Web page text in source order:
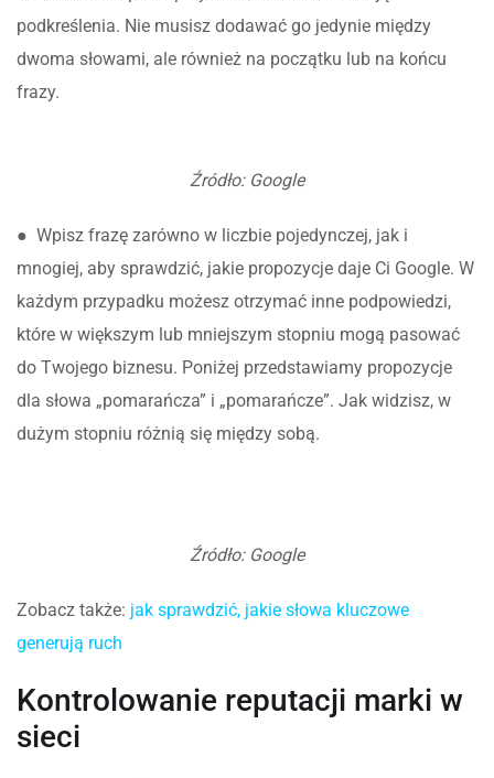
podkreślenia. Nie musisz dodawać go jedynie między
dwoma słowami, ale również na początku lub na końcu
frazy.
Źródło: Google
● Wpisz frazę zarówno w liczbie pojedynczej, jak i
mnogiej, aby sprawdzić, jakie propozycje daje Ci Google. W
każdym przypadku możesz otrzymać inne podpowiedzi,
które w większym lub mniejszym stopniu mogą pasować
do Twojego biznesu. Poniżej przedstawiamy propozycje
dla słowa „pomarańcza” i „pomarańcze”. Jak widzisz, w
dużym stopniu różnią się między sobą.
Źródło: Google
Zobacz także: jak sprawdzić, jakie słowa kluczowe
generują ruch
Kontrolowanie reputacji marki w
sieci